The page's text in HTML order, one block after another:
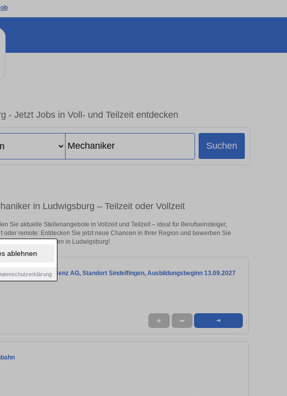
ablehnen
- Jetzt Jobs in Voll- und Teilzeit entdecken
Suchen
in Ludwigsburg – Teilzeit oder Vollzeit
Sie aktuelle Stellenangebote in Vollzeit und Teilzeit – ideal für Berufseinsteiger,
remote: Entdecken Sie jetzt neue Chancen in Ihrer Region und bewerben Sie
Mechaniker-Stellen in Ludwigsburg!
m/d), Mercedes-Benz AG, Standort Sindelfingen, Ausbildungsbeginn 13.09.2027
★ ➦ ➜